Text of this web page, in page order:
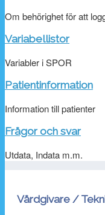
Om behörighet för att
Variabellistor
Variabler i SPOR
Patientinformation
Information till patienter
Frågor och svar
Utdata, Indata m.m.
Vårdgivare /